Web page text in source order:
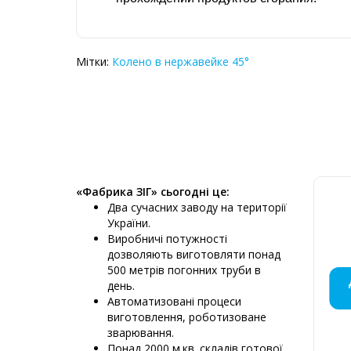
Мітки: Колено в нержавейке 45°
«Фабрика ЗІГ» сьогодні це:
Два сучасних заводу на території
України.
Виробничі потужності
дозволяють виготовляти понад
500 метрів погонних труби в
день.
Автоматизовані процеси
виготовлення, роботизоване
зварювання.